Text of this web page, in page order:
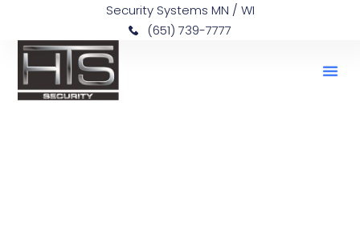
Security Systems MN / WI
(651) 739-7777